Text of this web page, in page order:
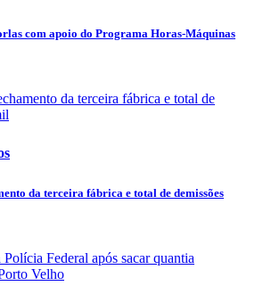
com apoio do Programa Horas-Máquinas
da terceira fábrica e total de demissões